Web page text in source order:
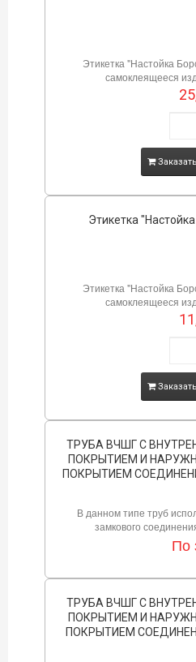
Этикетка "Настойка
самоклеящееся
Заказать
Этикетка
Этикетка "Настойка
самоклеящееся
Заказать
ТРУБА ВЧШГ С
ПОКРЫТИЕМ И
ПОКРЫТИЕМ
В данном типе труб
замкового
По
ТРУБА ВЧШГ С
ПОКРЫТИЕМ И
ПОКРЫТИЕМ